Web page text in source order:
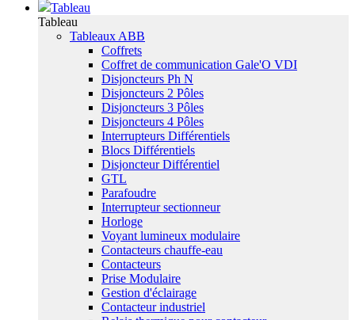
Tableau
Tableau
Tableaux ABB
Coffrets
Coffret de communication Gale'O VDI
Disjoncteurs Ph N
Disjoncteurs 2 Pôles
Disjoncteurs 3 Pôles
Disjoncteurs 4 Pôles
Interrupteurs Différentiels
Blocs Différentiels
Disjoncteur Différentiel
GTL
Parafoudre
Interrupteur sectionneur
Horloge
Voyant lumineux modulaire
Contacteurs chauffe-eau
Contacteurs
Prise Modulaire
Gestion d'éclairage
Contacteur industriel